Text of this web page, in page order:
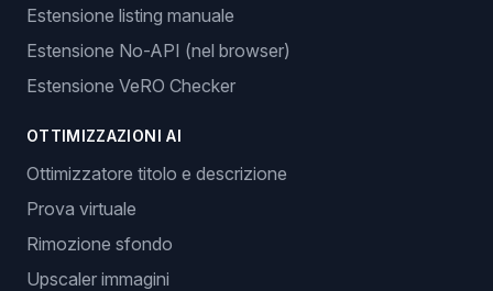
Estensione listing manuale
Estensione No-API (nel browser)
Estensione VeRO Checker
OTTIMIZZAZIONI AI
Ottimizzatore titolo e descrizione
Prova virtuale
Rimozione sfondo
Upscaler immagini